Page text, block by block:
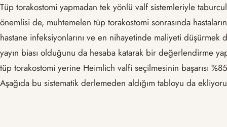
Tüp torakostomi yapmadan tek yönlü valf sistemleriyle
önemlisi de, muhtemelen tüp torakostomi sonrasında
hastane infeksiyonlarını ve en nihayetinde maliyeti
yayın biası olduğunu da hesaba katarak bir değerlendirme
tüp torakostomi yerine Heimlich valfi seçilmesinin başarısı
Aşağıda bu sistematik derlemeden aldığım tabloyu da